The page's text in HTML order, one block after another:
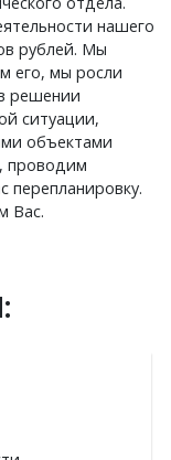
нашего
рублей. Мы
его, мы росли
решении
ситуации,
объектами
проводим
перепланировку.
Вас.